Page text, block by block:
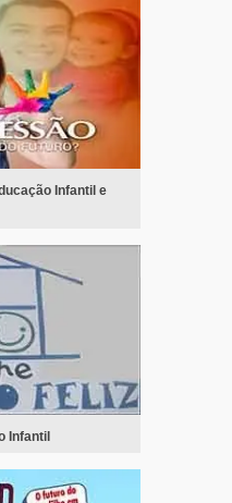
Infantil e
Infantil